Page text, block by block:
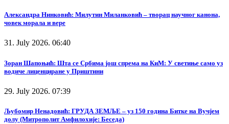
Александра Нинковић: Милутин Миланковић – творац научног канона,
човек морала и вере
31. July 2026. 06:40
Зоран Шапоњић: Шта се Србима још спрема на КиМ: У светиње само уз
водиче лиценциране у Приштини
29. July 2026. 07:39
Љубомир Ненадовић: ГРУДА ЗЕМЉЕ – уз 150 година Битке на Вучјем
долу (Митрополит Амфилохије: Беседа)